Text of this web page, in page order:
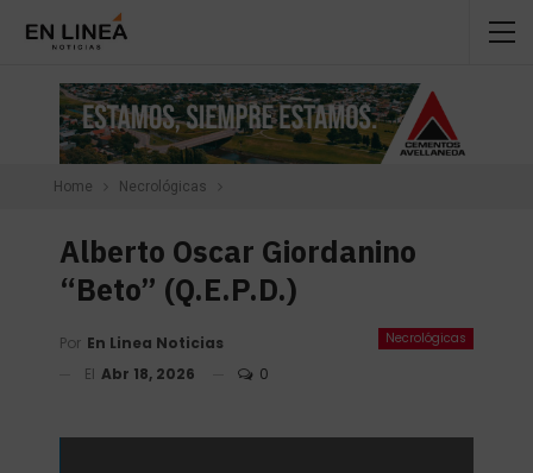
Home Necrológicas
Alberto Oscar Giordanino
“Beto” (Q.E.P.D.)
Necrológicas
Por En Linea Noticias
El Abr 18, 2026 0